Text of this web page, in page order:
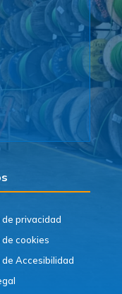
privacidad
cookies
Accesibilidad